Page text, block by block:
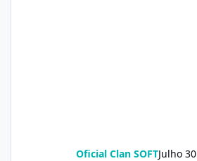
Oficial Clan SOFTJulho 30